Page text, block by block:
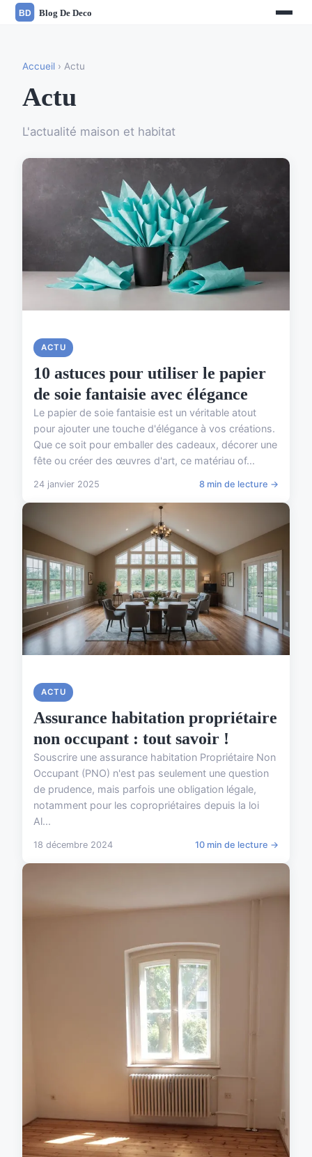
Accueil › Actu
Actu
L'actualité maison et habitat
ACTU
10 astuces pour utiliser le papier
de soie fantaisie avec élégance
Le papier de soie fantaisie est un véritable atout
pour ajouter une touche d'élégance à vos créations.
Que ce soit pour emballer des cadeaux, décorer une
fête ou créer des œuvres d'art, ce matériau of...
24 janvier 2025 8 min de lecture →
ACTU
Assurance habitation propriétaire
non occupant : tout savoir !
Souscrire une assurance habitation Propriétaire Non
Occupant (PNO) n'est pas seulement une question
de prudence, mais parfois une obligation légale,
notamment pour les copropriétaires depuis la loi
Al...
18 décembre 2024 10 min de lecture →